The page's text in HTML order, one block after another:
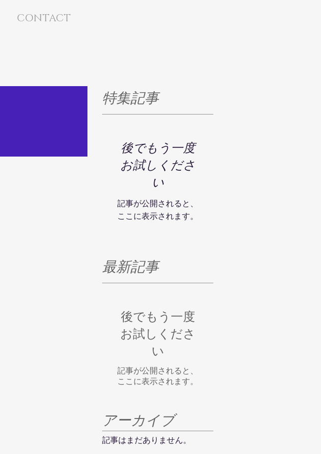
CONTACT
特集記事
後でもう一度
お試しくださ
い
記事が公開されると、
ここに表示されます。
最新記事
後でもう一度
お試しくださ
い
記事が公開されると、
ここに表示されます。
アーカイブ
記事はまだありません。